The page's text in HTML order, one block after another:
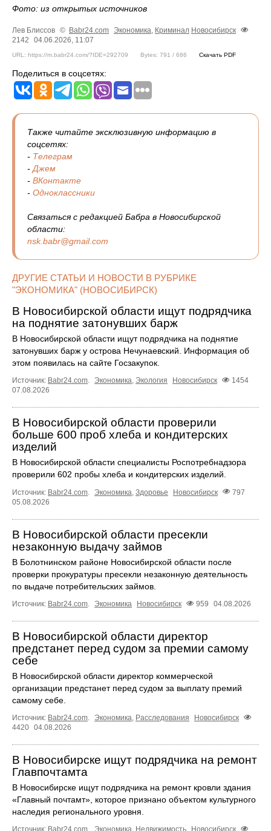
Фото: из открытых источников
Лев Блиссов © Babr24.com Экономика, Криминал Новосибирск
2142
04.06.2026, 11:07
URL: https://m.babr24.com/?IDE=292709 Bytes: 791 / 686 Скачать PDF
Поделиться в соцсетях:
Также читайте эксклюзивную информацию в
соцсетях:
- Телеграм
-Джем
- ВКонтакте
- Одноклассники
Связаться с редакцией Бабра в Новосибирской
области:
nsk.babr@gmail.com
ДРУГИЕ СТАТЬИ И НОВОСТИ В РУБРИКЕ
"ЭКОНОМИКА" (НОВОСИБИРСК)
В Новосибирской области ищут подрядчика
на поднятие затонувших барж
В Новосибирской области ищут подрядчика на поднятие
затонувших барж у острова Нечунаевский. Информация об
этом появилась на сайте Госзакупок.
Источник: Babr24.com. Экономика, Экология Новосибирск
1454
07.08.2026
В Новосибирской области проверили
больше 600 проб хлеба и кондитерских
изделий
В Новосибирской области специалисты Роспотребнадзора
проверили 602 пробы хлеба и кондитерских изделий.
Источник: Babr24.com Экономика Здоровье Новосибирск
797
05.08.2026
В Новосибирской области пресекли
незаконную выдачу займов
В Болотнинском районе Новосибирской области после
проверки прокуратуры пресекли незаконную деятельность
по выдаче потребительских займов.
Источник: Babr24.com Экономика Новосибирск 959 04.08.2026
В Новосибирской области директор
предстанет перед судом за премии самому
себе
В Новосибирской области директор коммерческой
организации предстанет перед судом за выплату премий
самому себе.
Источник: Babr24.com Экономика Расследования
Новосибирск
4420 04.08.2026
В Новосибирске ищут подрядчика на ремонт
Главпочтамта
В Новосибирске ищут подрядчика на ремонт кровли здания
«Главный почтамт», которое признано объектом культурного
наследия регионального уровня.
Источник: Babr24.com Экономика Недвижимость Новосибирск